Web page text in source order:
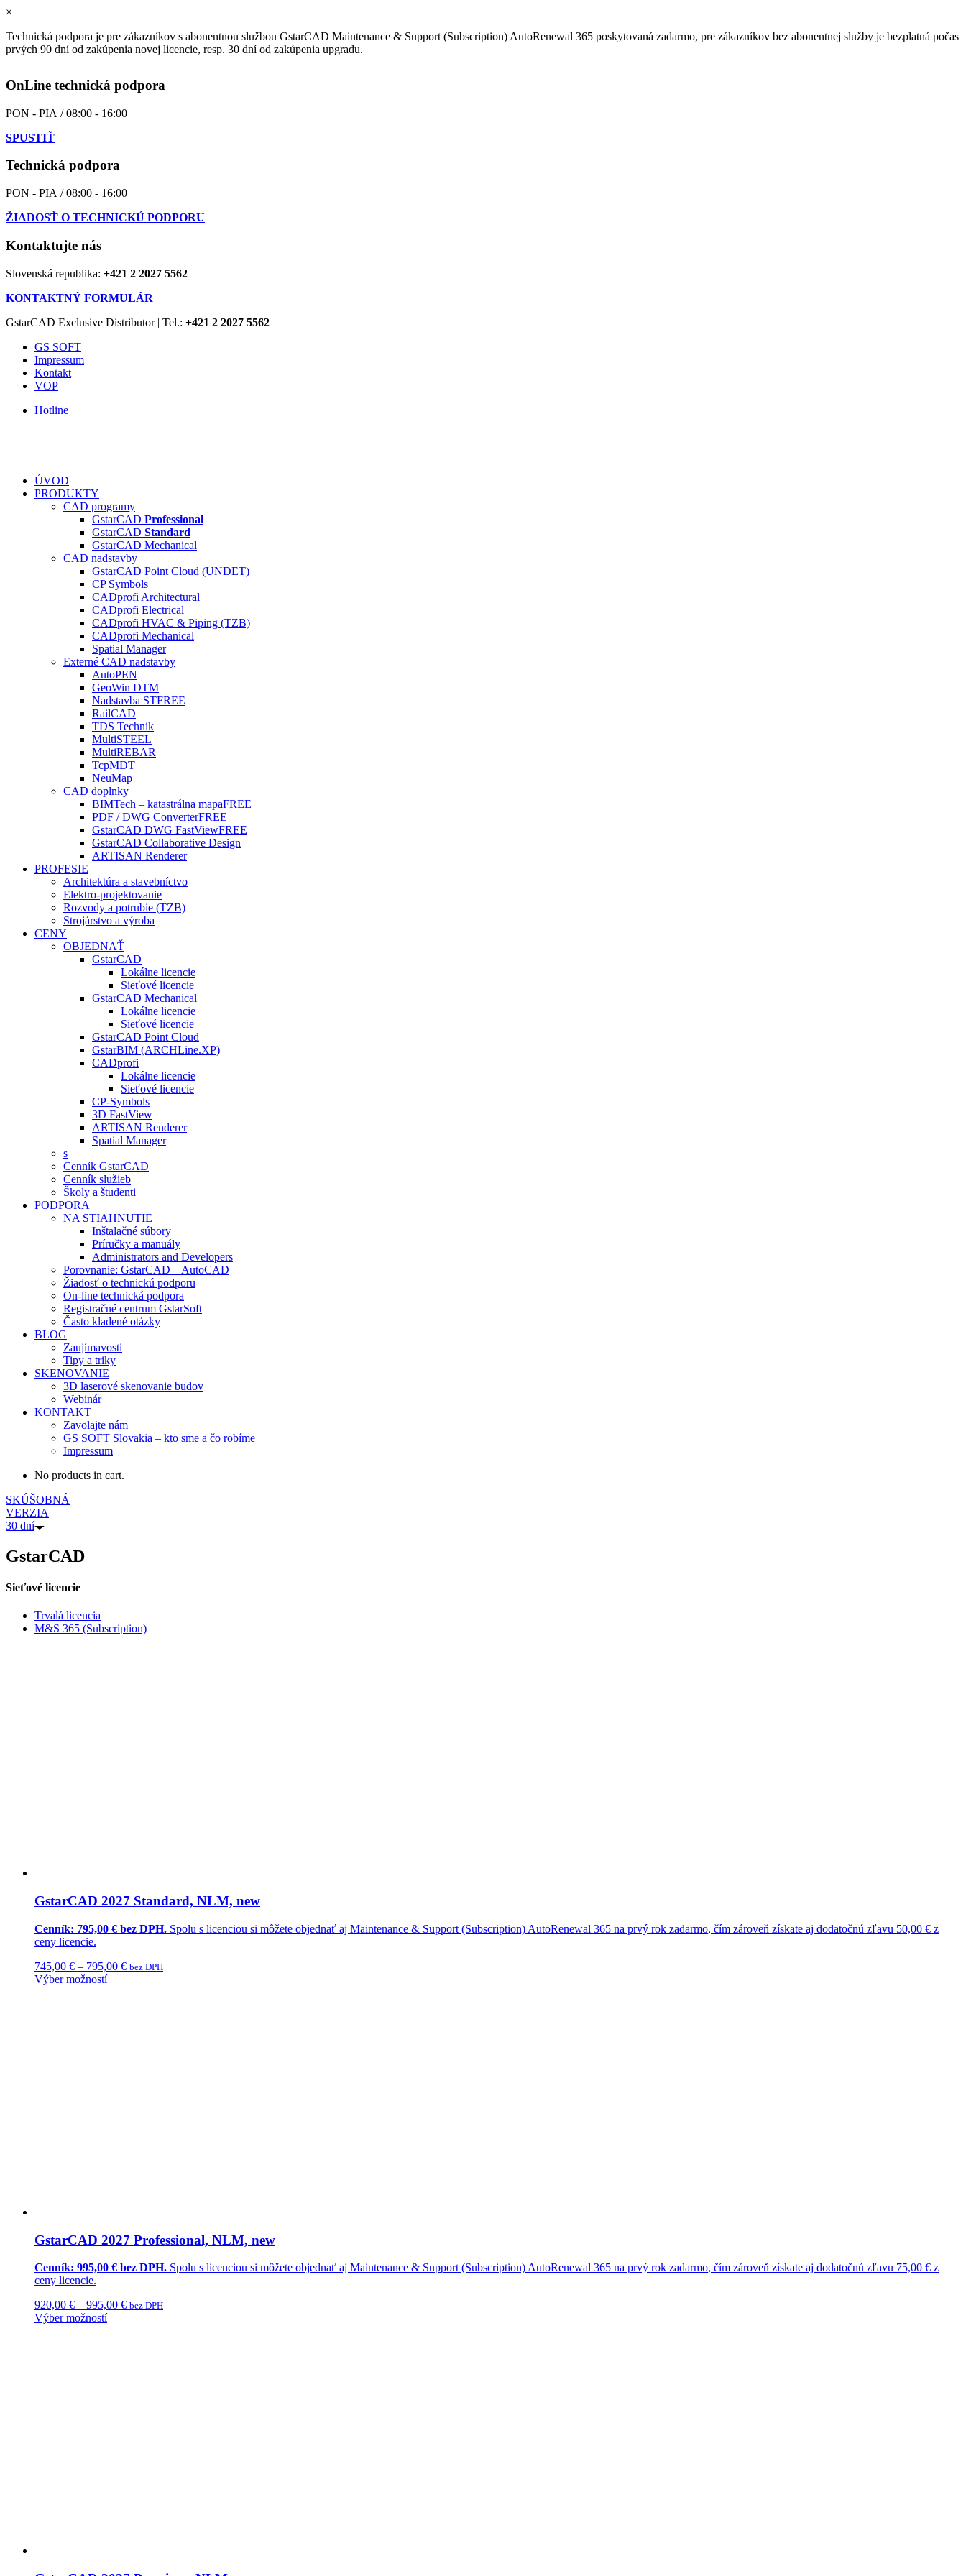
×
Technická podpora je pre zákazníkov s abonentnou službou GstarCAD Maintenance & Support (Subscription) AutoRenewal 365 poskytovaná zadarmo, pre zákazníkov bez abonentnej služby je bezplatná počas
prvých 90 dní od zakúpenia novej licencie, resp. 30 dní od zakúpenia upgradu.
OnLine technická podpora
PON - PIA / 08:00 - 16:00
SPUSTIŤ
Technická podpora
PON - PIA / 08:00 - 16:00
ŽIADOSŤ O TECHNICKÚ PODPORU
Kontaktujte nás
Slovenská republika: +421 2 2027 5562
KONTAKTNÝ FORMULÁR
GstarCAD Exclusive Distributor | Tel.: +421 2 2027 5562
GS SOFT
Impressum
Kontakt
VOP
Hotline
ÚVOD
PRODUKTY
CAD programy
GstarCAD Professional
GstarCAD Standard
GstarCAD Mechanical
CAD nadstavby
GstarCAD Point Cloud (UNDET)
CP Symbols
CADprofi Architectural
CADprofi Electrical
CADprofi HVAC & Piping (TZB)
CADprofi Mechanical
Spatial Manager
Externé CAD nadstavby
AutoPEN
GeoWin DTM
Nadstavba STFREE
RailCAD
TDS Technik
MultiSTEEL
MultiREBAR
TcpMDT
NeuMap
CAD doplnky
BIMTech – katastrálna mapaFREE
PDF / DWG ConverterFREE
GstarCAD DWG FastViewFREE
GstarCAD Collaborative Design
ARTISAN Renderer
PROFESIE
Architektúra a stavebníctvo
Elektro-projektovanie
Rozvody a potrubie (TZB)
Strojárstvo a výroba
CENY
OBJEDNAŤ
GstarCAD
Lokálne licencie
Sieťové licencie
GstarCAD Mechanical
Lokálne licencie
Sieťové licencie
GstarCAD Point Cloud
GstarBIM (ARCHLine.XP)
CADprofi
Lokálne licencie
Sieťové licencie
CP-Symbols
3D FastView
ARTISAN Renderer
Spatial Manager
s
Cenník GstarCAD
Cenník služieb
Školy a študenti
PODPORA
NA STIAHNUTIE
Inštalačné súbory
Príručky a manuály
Administrators and Developers
Porovnanie: GstarCAD – AutoCAD
Žiadosť o technickú podporu
On-line technická podpora
Registračné centrum GstarSoft
Často kladené otázky
BLOG
Zaujímavosti
Tipy a triky
SKENOVANIE
3D laserové skenovanie budov
Webinár
KONTAKT
Zavolajte nám
GS SOFT Slovakia – kto sme a čo robíme
Impressum
No products in cart.
SKÚŠOBNÁ
VERZIA
30 dní
GstarCAD
Sieťové licencie
Trvalá licencia
M&S 365 (Subscription)
GstarCAD 2027 Standard, NLM, new
Cenník: 795,00 € bez DPH. Spolu s licenciou si môžete objednať aj Maintenance & Support (Subscription) AutoRenewal 365 na prvý rok zadarmo, čím zároveň získate aj dodatočnú zľavu 50,00 € z
ceny licencie.
745,00 € – 795,00 € bez DPH
Výber možností
GstarCAD 2027 Professional, NLM, new
Cenník: 995,00 € bez DPH. Spolu s licenciou si môžete objednať aj Maintenance & Support (Subscription) AutoRenewal 365 na prvý rok zadarmo, čím zároveň získate aj dodatočnú zľavu 75,00 € z
ceny licencie.
920,00 € – 995,00 € bez DPH
Výber možností